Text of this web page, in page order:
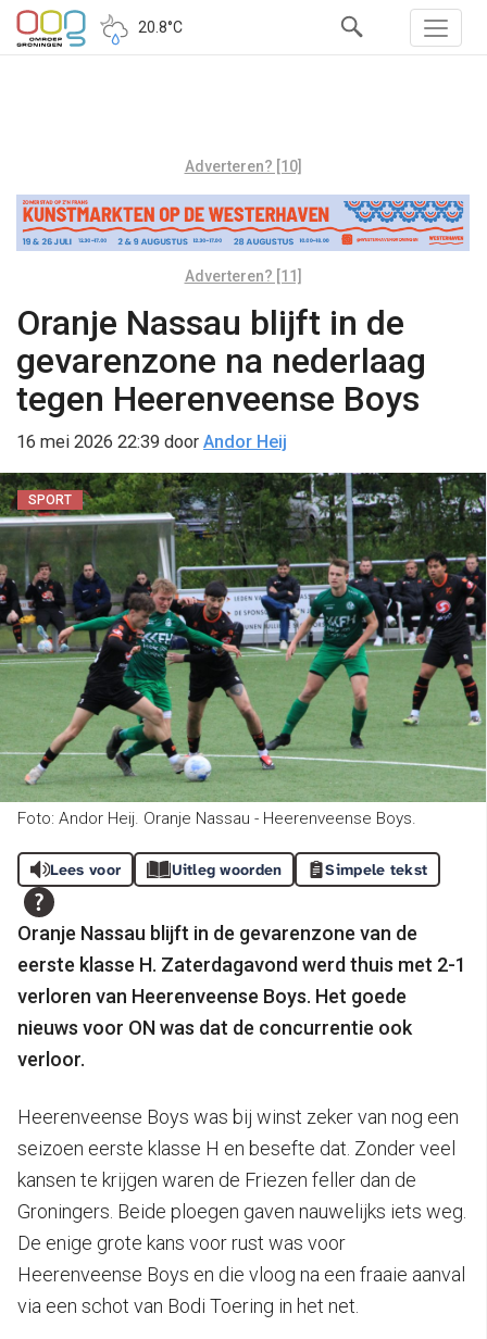
20.8°C
Adverteren? [10]
Adverteren? [11]
Oranje Nassau blijft in de
gevarenzone na nederlaag
tegen Heerenveense Boys
16 mei 2026 22:39 door Andor Heij
SPORT
Foto: Andor Heij. Oranje Nassau - Heerenveense Boys.
Lees voor Uitleg woorden Simpele tekst
Oranje Nassau blijft in de gevarenzone van de
eerste klasse H. Zaterdagavond werd thuis met 2-1
verloren van Heerenveense Boys. Het goede
nieuws voor ON was dat de concurrentie ook
verloor.
Heerenveense Boys was bij winst zeker van nog een
seizoen eerste klasse H en besefte dat. Zonder veel
kansen te krijgen waren de Friezen feller dan de
Groningers. Beide ploegen gaven nauwelijks iets weg.
De enige grote kans voor rust was voor
Heerenveense Boys en die vloog na een fraaie aanval
via een schot van Bodi Toering in het net.